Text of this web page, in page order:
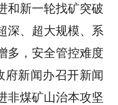
和新一轮找矿突破
深、超大规模、系
多，安全管控难度
府新闻办召开新闻
非煤矿山治本攻坚